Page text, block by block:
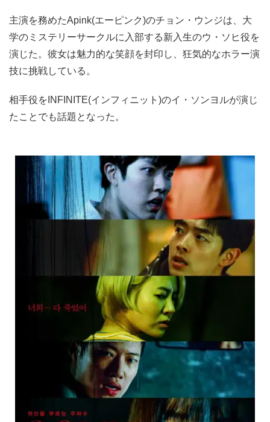
主演を務めたApink(エーピンク)のチョン・ウンジは、大
学のミステリーサークルに入部する新入生のウ・ソヒ役を
演じた。彼女は魅力的な笑顔を封印し、狂気的なホラー演
技に挑戦している。
相手役をINFINITE(インフィニット)のイ・ソンヨルが演じ
たことでも話題となった。